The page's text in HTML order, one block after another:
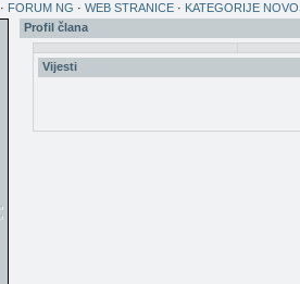
· FORUM NG · WEB STRANICE · KATEGORIJE
Profil člana
Vijesti